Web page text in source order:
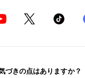
づきの点はありますか？